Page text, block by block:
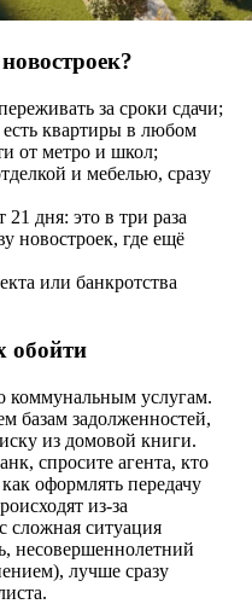
за сроки сдачи;
квартиры в любом
от метро и школ;
и мебелью, сразу
дня: это в три раза
новостроек, где ещё
или банкротства
обойти
коммунальным услугам.
базам задолженностей,
из домовой книги.
спросите агента, кто
оформлять передачу
из-за
сложная ситуация
несовершеннолетний
лучше сразу